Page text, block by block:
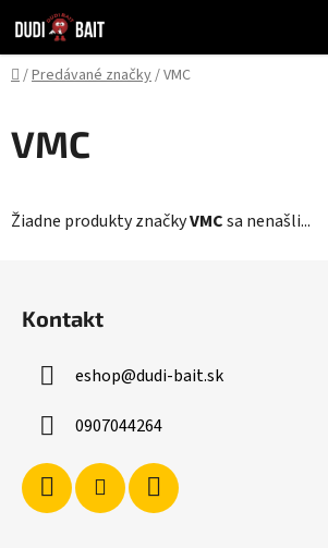
na
obsah
Domov
/Predávané značky/VMC
VMC
Žiadne produkty značkyVMCsa nenašli...
Kontakt
eshop@dudi-bait.sk
0907044264